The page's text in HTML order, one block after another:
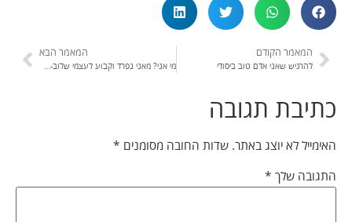
המאמר הקודם
להרגיש שאני אדם טוב ביסודי
המאמר הבא
מי אני? מאני נפרד וקבוע לעצמי שלוב-קיום ותהליכי
כתיבת תגובה
האימייל לא יוצג באתר. שדות החובה מסומנים *
התגובה שלך *